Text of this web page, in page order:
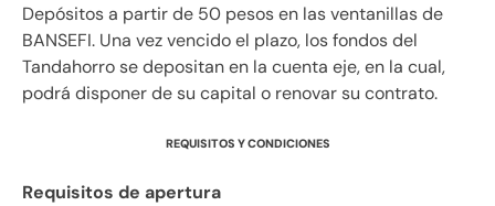
Depósitos a partir de 50 pesos en las ventanillas de
BANSEFI. Una vez vencido el plazo, los fondos del
Tandahorro se depositan en la cuenta eje, en la cual,
podrá disponer de su capital o renovar su contrato.
REQUISITOS Y CONDICIONES
Requisitos de apertura